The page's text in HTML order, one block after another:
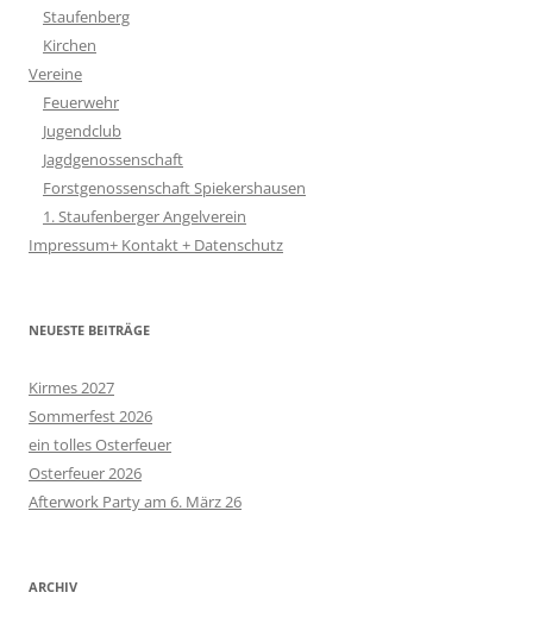
Staufenberg
Kirchen
Vereine
Feuerwehr
Jugendclub
Jagdgenossenschaft
Forstgenossenschaft Spiekershausen
1. Staufenberger Angelverein
Impressum+ Kontakt + Datenschutz
NEUESTE BEITRÄGE
Kirmes 2027
Sommerfest 2026
ein tolles Osterfeuer
Osterfeuer 2026
Afterwork Party am 6. März 26
ARCHIV